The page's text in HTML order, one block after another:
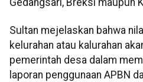
Sultan mejelaskan bahwa
kelurahan atau kalurahan
pemerintah desa dalam
laporan penggunaan APBN